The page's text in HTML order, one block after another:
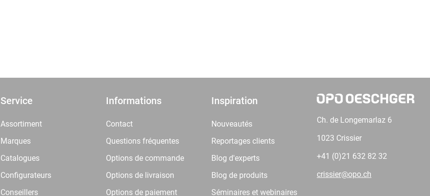
Service
Assortiment
Marques
Catalogues
Configurateurs
Conseillers
Informations
Contact
Questions fréquentes
Options de commande
Options de livraison
Options de paiement
Inspiration
Nouveautés
Reportages clients
Blog d'experts
Blog de produits
Séminaires et webinaires
Ch. de Longemarlaz 6
1023 Crissier
+41 (0)21 632 82 32
crissier@opo.ch